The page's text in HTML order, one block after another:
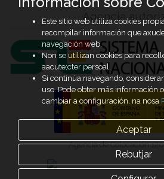
Agencia
Agencia de Colocación
Este sitio web utiliza cookies
recompilar información que
navegación web.
Non se utilizan cookies para
aacute;cter persoal.
Si continúa navegando,
uso. Pode obter más información
cambiar a configuración, na nosa
Aceptar
Rebutjar